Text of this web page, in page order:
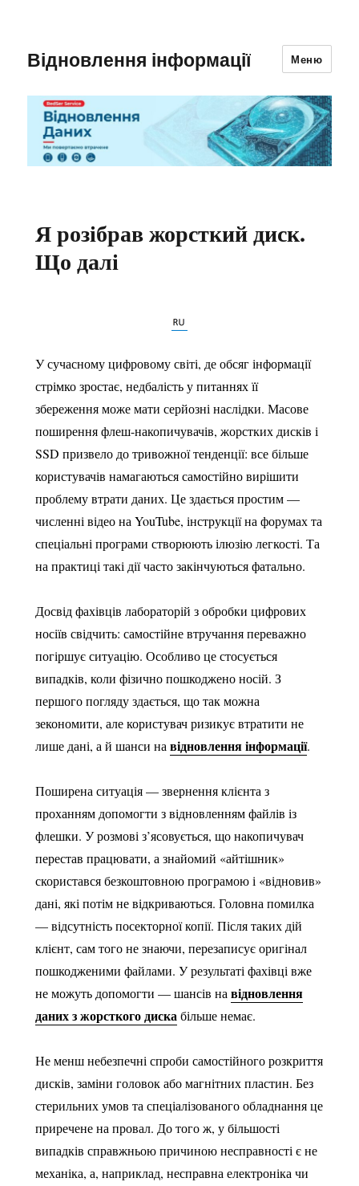
Відновлення інформації Меню
Я розібрав жорсткий диск.
Що далі
У сучасному цифровому світі, де обсяг інформації
стрімко зростає, недбалість у питаннях її
збереження може мати серйозні наслідки. Масове
поширення флеш-накопичувачів, жорстких дисків і
SSD призвело до тривожної тенденції: все більше
користувачів намагаються самостійно вирішити
проблему втрати даних. Це здається простим —
численні відео на YouTube, інструкції на форумах та
спеціальні програми створюють ілюзію легкості. Та
на практиці такі дії часто закінчуються фатально.
Досвід фахівців лабораторій з обробки цифрових
носіїв свідчить: самостійне втручання переважно
погіршує ситуацію. Особливо це стосується
випадків, коли фізично пошкоджено носій. З
першого погляду здається, що так можна
зекономити, але користувач ризикує втратити не
лише дані, а й шанси навідновлення інформації.
Поширена ситуація — звернення клієнта з
проханням допомогти з відновленням файлів із
флешки. У розмові з’ясовується, що накопичувач
перестав працювати, а знайомий «айтішник»
скористався безкоштовною програмою і «відновив»
дані, які потім не відкриваються. Головна помилка
— відсутність посекторної копії. Після таких дій
клієнт, сам того не знаючи, перезаписує оригінал
пошкодженими файлами. У результаті фахівці вже
не можуть допомогти — шансів навідновлення
даних з жорсткого дискабільше немає.
Не менш небезпечні спроби самостійного розкриття
дисків, заміни головок або магнітних пластин. Без
стерильних умов та спеціалізованого обладнання це
приречене на провал. До того ж, у більшості
випадків справжньою причиною несправності є не
механіка, а, наприклад, несправна електроніка чи